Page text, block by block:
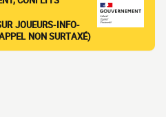
JOUEURS-INFO-
NON SURTAXÉ)